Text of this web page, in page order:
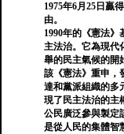
1975年6月25日贏
由。
1990年的《憲法
主法治。它為現代
舉的民主氣候的開
該《憲法》重申，
達和黨派組織的多
現了民主法治的主
公民廣泛參與製定
是從人民的集體智